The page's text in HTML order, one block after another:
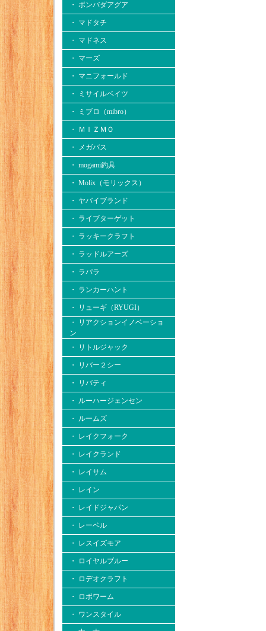
・ ボンバダアグア
・ マドタチ
・ マドネス
・ マーズ
・ マニフォールド
・ ミサイルベイツ
・ ミブロ（mibro）
・ ＭＩＺＭＯ
・ メガバス
・ mogami釣具
・ Molix（モリックス）
・ ヤバイブランド
・ ライブターゲット
・ ラッキークラフト
・ ラッドルアーズ
・ ラパラ
・ ランカーハント
・ リューギ（RYUGI）
・ リアクションイノベーショ
ン
・ リトルジャック
・ リバー２シー
・ リバティ
・ ルーハージェンセン
・ ルームズ
・ レイクフォーク
・ レイクランド
・ レイサム
・ レイン
・ レイドジャパン
・ レーベル
・ レスイズモア
・ ロイヤルブルー
・ ロデオクラフト
・ ロボワーム
・ ワンスタイル